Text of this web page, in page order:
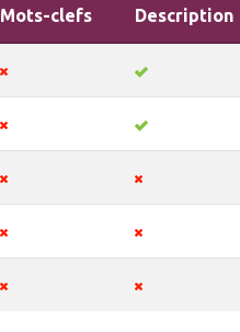
Mots-clefs Description